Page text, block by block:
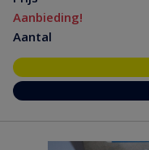
Aanbieding!
Aantal